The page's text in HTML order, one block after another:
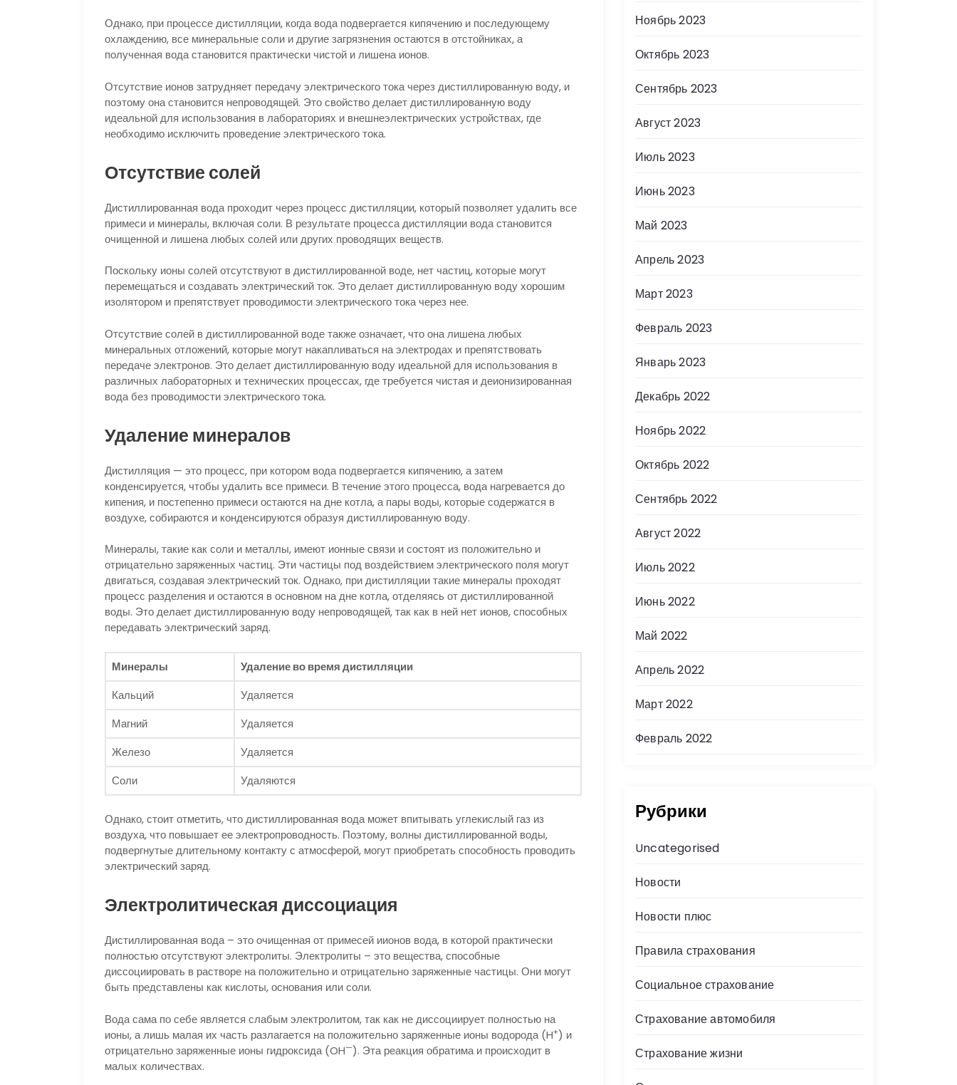
Однако, при процессе дистилляции, когда вода подвергается кипячению и последующему
охлаждению, все минеральные соли и другие загрязнения остаются в отстойниках, а
полученная вода становится практически чистой и лишена ионов.
Отсутствие ионов затрудняет передачу электрического тока через дистиллированную воду, и
поэтому она становится непроводящей. Это свойство делает дистиллированную воду
идеальной для использования в лабораториях и внешнеэлектрических устройствах, где
необходимо исключить проведение электрического тока.
Отсутствие солей
Дистиллированная вода проходит через процесс дистилляции, который позволяет удалить все
примеси и минералы, включая соли. В результате процесса дистилляции вода становится
очищенной и лишена любых солей или других проводящих веществ.
Поскольку ионы солей отсутствуют в дистиллированной воде, нет частиц, которые могут
перемещаться и создавать электрический ток. Это делает дистиллированную воду хорошим
изолятором и препятствует проводимости электрического тока через нее.
Отсутствие солей в дистиллированной воде также означает, что она лишена любых
минеральных отложений, которые могут накапливаться на электродах и препятствовать
передаче электронов. Это делает дистиллированную воду идеальной для использования в
различных лабораторных и технических процессах, где требуется чистая и деионизированная
вода без проводимости электрического тока.
Удаление минералов
Дистилляция — это процесс, при котором вода подвергается кипячению, а затем
конденсируется, чтобы удалить все примеси. В течение этого процесса, вода нагревается до
кипения, и постепенно примеси остаются на дне котла, а пары воды, которые содержатся в
воздухе, собираются и конденсируются образуя дистиллированную воду.
Минералы, такие как соли и металлы, имеют ионные связи и состоят из положительно и
отрицательно заряженных частиц. Эти частицы под воздействием электрического поля могут
двигаться, создавая электрический ток. Однако, при дистилляции такие минералы проходят
процесс разделения и остаются в основном на дне котла, отделяясь от дистиллированной
воды. Это делает дистиллированную воду непроводящей, так как в ней нет ионов, способных
передавать электрический заряд.
Минералы
Удаление во время дистилляции
Кальций
Удаляется
Магний
Удаляется
Железо
Удаляется
Соли
Удаляются
Однако, стоит отметить, что дистиллированная вода может впитывать углекислый газ из
воздуха, что повышает ее электропроводность. Поэтому, волны дистиллированной воды,
подвергнутые длительному контакту с атмосферой, могут приобретать способность проводить
электрический заряд.
Электролитическая диссоциация
Дистиллированная вода – это очищенная от примесей иионов вода, в которой практически
полностью отсутствуют электролиты. Электролиты – это вещества, способные
диссоциировать в растворе на положительно и отрицательно заряженные частицы. Они могут
быть представлены как кислоты, основания или соли.
Вода сама по себе является слабым электролитом, так как не диссоциирует полностью на
ионы, а лишь малая их часть разлагается на положительно заряженные ионы водорода (H+) и
отрицательно заряженные ионы гидроксида (OH—). Эта реакция обратима и происходит в
малых количествах.
Ноябрь 2023
Октябрь 2023
Сентябрь 2023
Август 2023
Июль 2023
Июнь 2023
Май 2023
Апрель 2023
Март 2023
Февраль 2023
Январь 2023
Декабрь 2022
Ноябрь 2022
Октябрь 2022
Сентябрь 2022
Август 2022
Июль 2022
Июнь 2022
Май 2022
Апрель 2022
Март 2022
Февраль 2022
Рубрики
Uncategorised
Новости
Новости плюс
Правила страхования
Социальное страхование
Страхование автомобиля
Страхование жизни